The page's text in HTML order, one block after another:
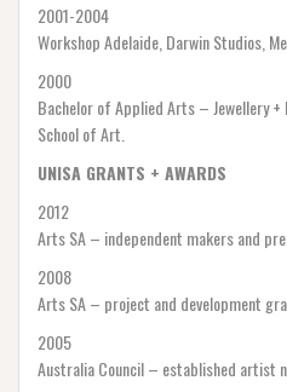
2001-2004
Workshop Adelaide, Darwin Studios,
2000
Bachelor of Applied Arts – Jewellery
School of Art.
UNISA GRANTS + AWARDS
2012
Arts SA – independent makers and
2008
Arts SA – project and development
2005
Australia Council – established artist